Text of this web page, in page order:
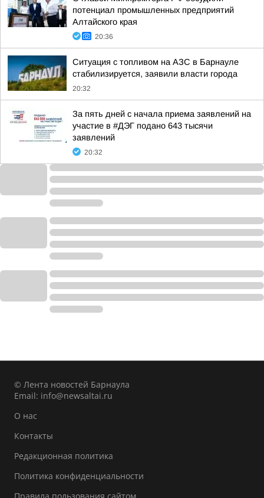
потенциал промышленных предприятий
Алтайского края
20:36
Ситуация с топливом на АЗС в Барнауле
стабилизируется, заявили власти города
20:32
За пять дней с начала приема заявлений на
участие в #ДЭГ подано 643 тысячи
заявлений
20:32
© Лента новостей Барнаула
Email: info@newsaltai.ru
О нас
Контакты
Редакционная политика
Политика конфиденциальности